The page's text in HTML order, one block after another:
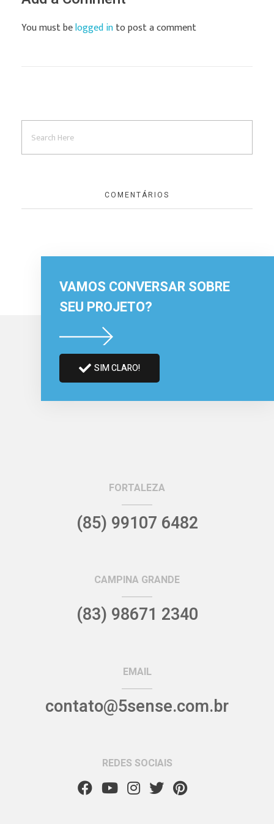
You must belogged into post a comment
COMENTÁRIOS
VAMOS CONVERSAR SOBRE
SEU PROJETO?
SIM CLARO!
FORTALEZA
(85) 99107 6482
CAMPINA GRANDE
(83) 98671 2340
EMAIL
contato@5sense.com.br
REDES SOCIAIS